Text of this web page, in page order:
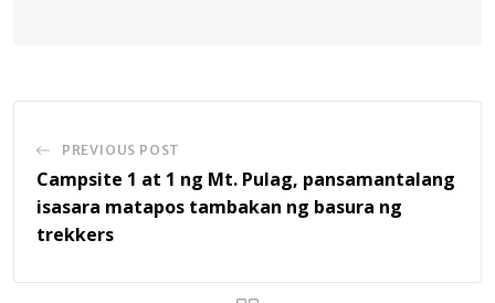
PREVIOUS POST
Campsite 1 at 1 ng Mt. Pulag, pansamantalang
isasara matapos tambakan ng basura ng
trekkers